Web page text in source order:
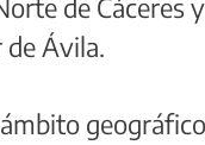
de Cáceres
de Ávila.